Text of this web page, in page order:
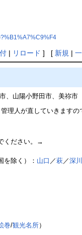
| リロード ] [ 新規 |
、山陽小野田市、美祢市
理人が直していきます
ください。→
を除く）： 山口 ／萩／深川
巻/観光名所）